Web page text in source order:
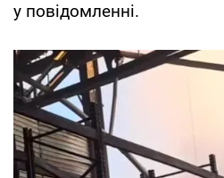
у повідомленні.